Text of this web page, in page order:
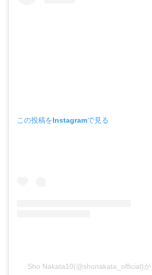
この投稿をInstagramで見る
Sho Nakata10(@shonakata_official)